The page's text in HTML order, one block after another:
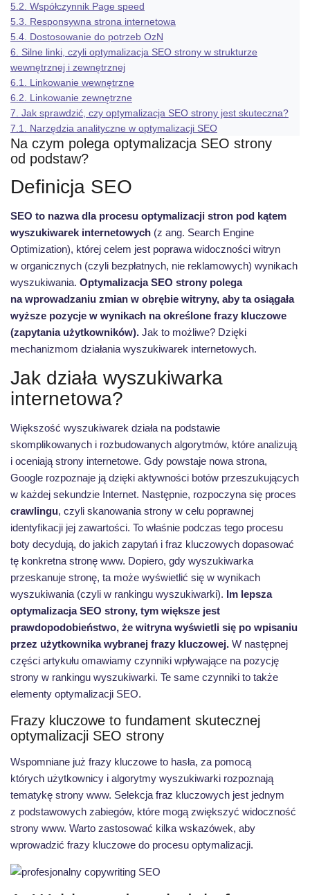
5.2. Współczynnik Page speed
5.3.
Responsywna strona internetowa
5.4. Dostosowanie do potrzeb OzN
6.
Silne linki, czyli optymalizacja SEO strony w strukturze
wewnętrznej i zewnętrznej
6.1.
Linkowanie wewnętrzne
6.2.
Linkowanie zewnętrzne
7. Jak sprawdzić, czy optymalizacja SEO strony jest skuteczna?
7.1.
Narzędzia analityczne w optymalizacji SEO
Na czym polega optymalizacja SEO strony
od podstaw?
Definicja SEO
SEO to nazwa dla procesu optymalizacji stron pod kątem
wyszukiwarek internetowych (z ang. Search Engine
Optimization), której celem jest poprawa widoczności witryn
w organicznych (czyli bezpłatnych, nie reklamowych) wynikach
wyszukiwania. Optymalizacja SEO strony polega
na wprowadzaniu zmian w obrębie witryny, aby ta osiągała
wyższe pozycje w wynikach na określone frazy kluczowe
(zapytania użytkowników). Jak to możliwe? Dzięki
mechanizmom działania wyszukiwarek internetowych.
Jak działa wyszukiwarka
internetowa?
Większość wyszukiwarek działa na podstawie
skomplikowanych i rozbudowanych algorytmów, które analizują
i oceniają strony internetowe. Gdy powstaje nowa strona,
Google rozpoznaje ją dzięki aktywności botów przeszukujących
w każdej sekundzie Internet. Następnie, rozpoczyna się proces
crawlingu, czyli skanowania strony w celu poprawnej
identyfikacji jej zawartości. To właśnie podczas tego procesu
boty decydują, do jakich zapytań i fraz kluczowych dopasować
tę konkretna stronę www. Dopiero, gdy wyszukiwarka
przeskanuje stronę, ta może wyświetlić się w wynikach
wyszukiwania (czyli w rankingu wyszukiwarki). Im lepsza
optymalizacja SEO strony, tym większe jest
prawdopodobieństwo, że witryna wyświetli się po wpisaniu
przez użytkownika wybranej frazy kluczowej. W następnej
części artykułu omawiamy czynniki wpływające na pozycję
strony w rankingu wyszukiwarki. Te same czynniki to także
elementy optymalizacji SEO.
Frazy kluczowe to fundament skutecznej
optymalizacji SEO strony
Wspomniane już frazy kluczowe to hasła, za pomocą
których użytkownicy i algorytmy wyszukiwarki rozpoznają
tematykę strony www. Selekcja fraz kluczowych jest jednym
z podstawowych zabiegów, które mogą zwiększyć widoczność
strony www. Warto zastosować kilka wskazówek, aby
wprowadzić frazy kluczowe do procesu optymalizacji.